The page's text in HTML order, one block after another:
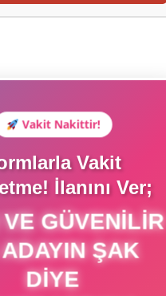
Vakit Nakittir!
Vakit
İlanını Ver;
GÜVENILIR
ŞAK
DIYE